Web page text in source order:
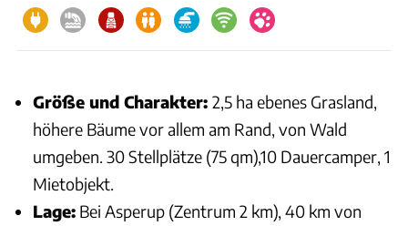
Größe und Charakter: 2,5 ha ebenes Grasland,
höhere Bäume vor allem am Rand, von Wald
umgeben. 30 Stellplätze (75 qm),10 Dauercamper, 1
Mietobjekt.
Lage: Bei Asperup (Zentrum 2 km), 40 km von